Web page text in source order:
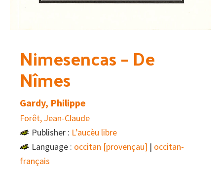
Nimesencas – De
Nîmes
Gardy, Philippe
Forêt, Jean-Claude
Publisher : L’aucèu libre
Language : occitan [provençau] | occitan-
français